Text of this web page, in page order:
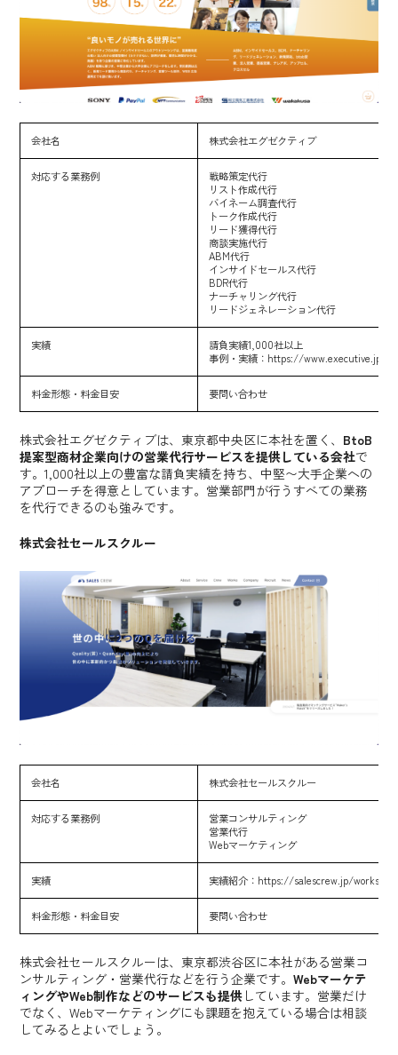
会社名 株式会社エグゼクティブ
対応する業務例
戦略策定代行
リスト作成代行
バイネーム調査代行
トーク作成代行
リード獲得代行
商談実施代行
ABM代行
インサイドセールス代行
BDR代行
ナーチャリング代行
リードジェネレーション代行
実績
請負実績1,000社以上
事例・実績： https://www.executive.jp/
料金形態・料金目安 要問い合わせ
株式会社エグゼクティブは、東京都中央区に本社を置く、 BtoB
提案型商材企業向けの営業代行サービスを提供している会社で
す。1,000社以上の豊富な請負実績を持ち、中堅〜大手企業への
アプローチを得意としています。営業部門が行うすべての業務
を代行できるのも強みです。
株式会社セールスクルー
会社名 株式会社セールスクルー
対応する業務例
営業コンサルティング
営業代行
Webマーケティング
実績 実績紹介： https://salescrew.jp/works
料金形態・料金目安 要問い合わせ
株式会社セールスクルーは、東京都渋谷区に本社がある営業コ
ンサルティング・営業代行などを行う企業です。Webマーケテ
ィングやWeb制作などのサービスも提供 しています。営業だけ
でなく、Webマーケティングにも課題を抱えている場合は相談
してみるとよいでしょう。